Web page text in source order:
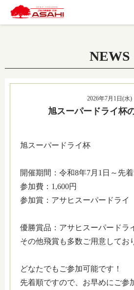
NEWS
2026年7月1日(水)
旭スーパードライ杯
旭スーパードライ杯
開催期間：令和8年7月1日～先着
参加費：1,600円
参加賞：アサヒスーパードラ
優勝賞品：アサヒスーパード
その他飛賞も多数ご用意してお
どなたでもご参加可能です！
先着順ですので、お早めにご参